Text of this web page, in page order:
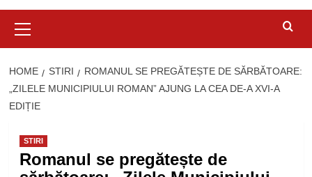
Menu
HOME STIRI
ROMANUL SE PREGĂTEȘTE DE SĂRBĂTOARE:
„ZILELE MUNICIPIULUI ROMAN” AJUNG LA CEA DE-A XVI-A
EDIȚIE
STIRI
Romanul se pregătește de